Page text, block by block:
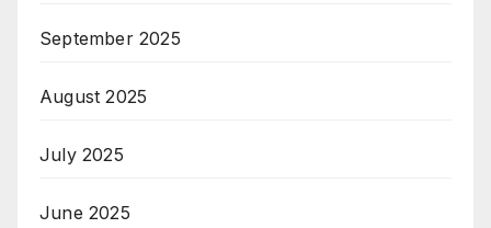
September 2025
August 2025
July 2025
June 2025